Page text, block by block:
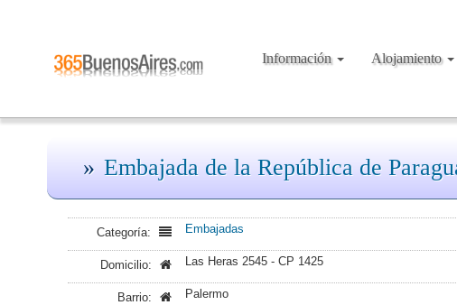
Información Alojamiento
Embajada de la República de
Categoría: Embajadas
Domicilio: Las Heras 2545 - CP 1425
Barrio: Palermo